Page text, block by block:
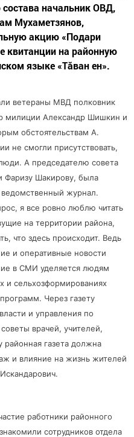
состава начальник ОВД,
Мухаметзянов,
акцию «Подари
квитанции на районную
языке «Тăван ен».
ветераны МВД полковник
милиции Александр Шишкин и
обстоятельствам А.
не смогли присутствовать,
А председателю совета
Фаризу Шакирову, была
ведомственный журнал.
я все ровно люблю читать
на территории района,
что здесь происходит. Ведь
и оперативные новости
в СМИ уделяется людям
и сельхозформированиях
Через газету
и управления по
врачей, учителей,
районная газета должна
и влияние на жизнь жителей
работники районного
сотрудников отдела